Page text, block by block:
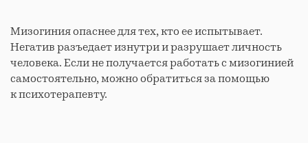
Мизогиния опаснее для тех, кто ее испытывает.
Негатив разъедает изнутри и разрушает личность
человека. Если не получается работать с мизогинией
самостоятельно, можно обратиться за помощью
к психотерапевту.